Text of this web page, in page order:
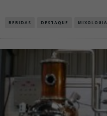
BEBIDAS DESTAQUE MIXOLOGIA